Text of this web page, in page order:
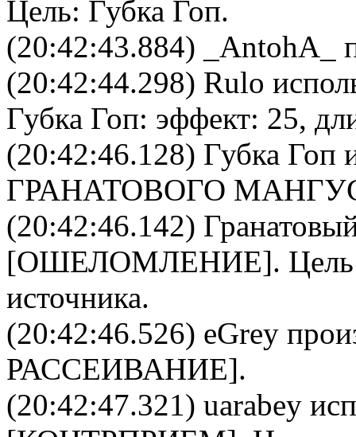
Цель: Губка Гоп.
(20:42:43.884) _AntohA_
(20:42:44.298) Rulo
Губка Гоп: эффект: 25,
(20:42:46.128) Губка Гоп
ГРАНАТОВОГО
(20:42:46.142)
[ОШЕЛОМЛЕНИЕ].
источника.
(20:42:46.526) eGrey
РАССЕИВАНИЕ].
(20:42:47.321) uarabey